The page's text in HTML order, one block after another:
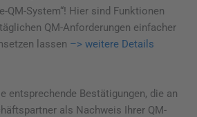
QM-System“! Hier sind Funktionen
QM-Anforderungen einfacher
lassen –> weitere Details
entsprechende Bestätigungen, die an
als Nachweis Ihrer QM-